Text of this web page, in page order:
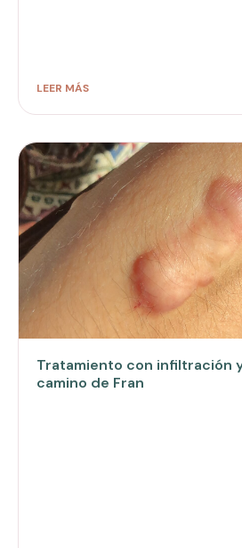
LEER MÁS
Tratamiento con infiltración
camino de Fran